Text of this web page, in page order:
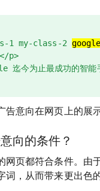
1 my-class-2
p>
今为止最成功的智能
意向在网页上的展示
向的条件？
网页都符合条件。由
，从而带来更出色的